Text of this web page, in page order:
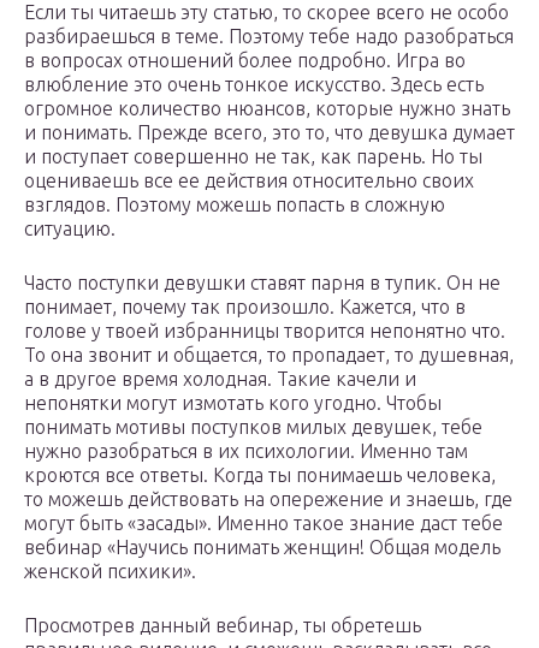
Если ты читаешь эту статью, то скорее всего не особо
разбираешься в теме. Поэтому тебе надо разобраться
в вопросах отношений более подробно. Игра во
влюбление это очень тонкое искусство. Здесь есть
огромное количество нюансов, которые нужно знать
и понимать. Прежде всего, это то, что девушка думает
и поступает совершенно не так, как парень. Но ты
оцениваешь все ее действия относительно своих
взглядов. Поэтому можешь попасть в сложную
ситуацию.
Часто поступки девушки ставят парня в тупик. Он не
понимает, почему так произошло. Кажется, что в
голове у твоей избранницы творится непонятно что.
То она звонит и общается, то пропадает, то душевная,
а в другое время холодная. Такие качели и
непонятки могут измотать кого угодно. Чтобы
понимать мотивы поступков милых девушек, тебе
нужно разобраться в их психологии. Именно там
кроются все ответы. Когда ты понимаешь человека,
то можешь действовать на опережение и знаешь, где
могут быть «засады». Именно такое знание даст тебе
вебинар «Научись понимать женщин! Общая модель
женской психики».
Просмотрев данный вебинар, ты обретешь